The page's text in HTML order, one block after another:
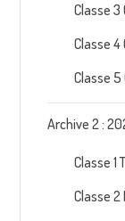
Classe 3
Classe 4
Classe 5
Archive 2 :
Classe 1
Classe 2